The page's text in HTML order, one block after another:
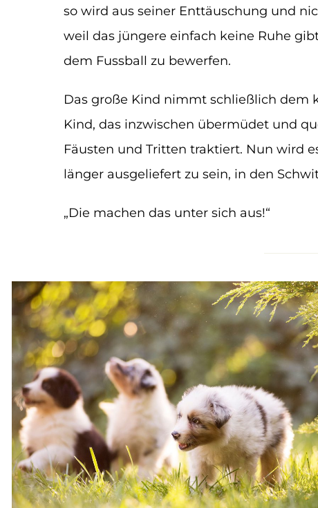
so wird aus seiner Enttäuschung und
weil das jüngere einfach keine Ruhe
dem Fussball zu bewerfen.
Das große Kind nimmt schließlich dem
Kind, das inzwischen übermüdet und
Fäusten und Tritten traktiert. Nun wird
länger ausgeliefert zu sein, in den
„Die machen das unter sich aus!“